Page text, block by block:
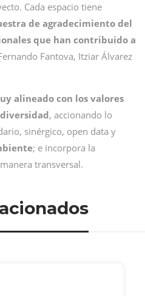
Cada espacio tiene
de agradecimiento del
que han contribuido a
Fantova, Itziar Álvarez
alineado con los valores
diversidad, accionando lo
sinérgico, open data y
; e incorpora la
transversal.